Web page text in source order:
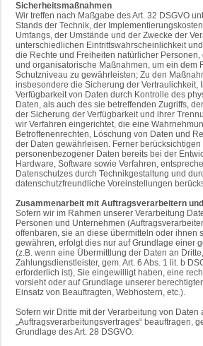
Sicherheitsmaßnahmen
Wir treffen nach Maßgabe des Art. 32 DSGVO
Stands der Technik, der
Umfangs, der Umstände und der Zwecke der
unterschiedlichen Eintrittswahrscheinlichkeit
die Rechte und Freiheiten natürlicher
und organisatorische Maßnahmen, um ein dem
Schutzniveau zu gewährleisten; Zu den
insbesondere die Sicherung der Vertraulichkeit,
Verfügbarkeit von Daten durch Kontrolle des
Daten, als auch des sie betreffenden Zugriffs,
der Sicherung der Verfügbarkeit und ihrer
wir Verfahren eingerichtet, die eine
Betroffenenrechten, Löschung von Daten und
der Daten gewährleisen. Ferner
personenbezogener Daten bereits bei der
Hardware, Software sowie Verfahren,
Datenschutzes durch Technikgestaltung und
datenschutzfreundliche Voreinstellungen
Zusammenarbeit mit Auftragsverarbeitern
Sofern wir im Rahmen unserer Verarbeitung
Personen und Unternehmen
offenbaren, sie an diese übermitteln oder ihnen
gewähren, erfolgt dies nur auf Grundlage einer
(z.B. wenn eine Übermittlung der Daten an
Zahlungsdienstleister, gem. Art. 6 Abs. 1 lit. b
erforderlich ist), Sie eingewilligt haben, eine
vorsieht oder auf Grundlage unserer
Einsatz von Beauftragten, Webhostern, etc.).
Sofern wir Dritte mit der Verarbeitung von Daten
„Auftragsverarbeitungsvertrages“ beauftragen,
Grundlage des Art. 28 DSGVO.